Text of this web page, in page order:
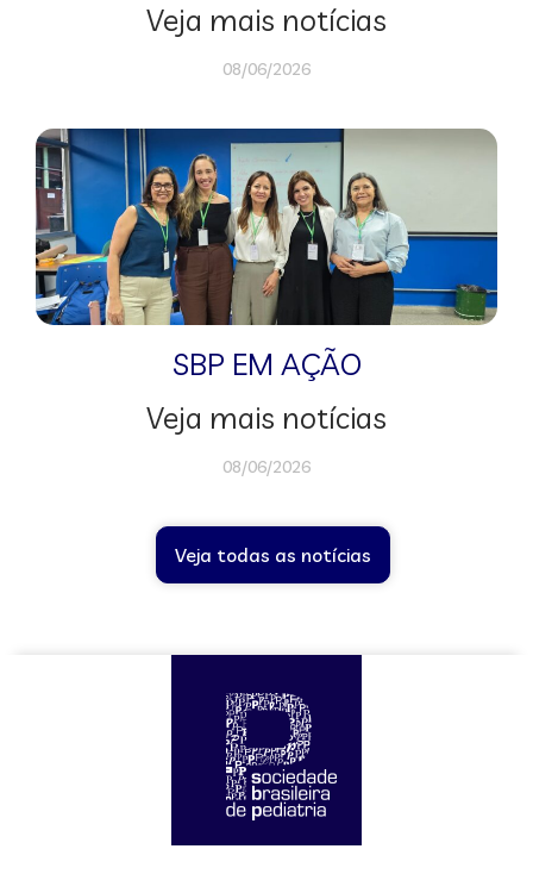
Veja mais notícias
08/06/2026
SBP EM AÇÃO
Veja mais notícias
08/06/2026
Veja todas as notícias